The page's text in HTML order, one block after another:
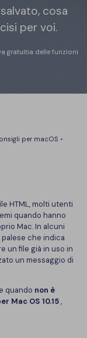
cosa
per voi.
gratuitia delle funzioni
per macOS •
HTML, molti utenti
quando hanno
Mac. In alcuni
che indica
un file già in uso in
un messaggio di
quando non è
Mac OS 10.15,